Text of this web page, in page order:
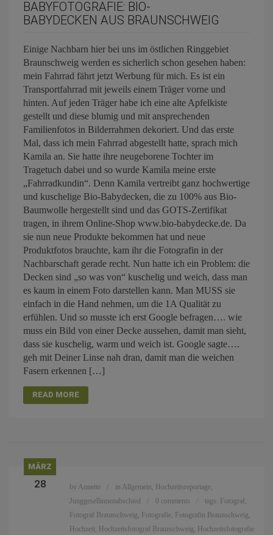
BABYFOTOGRAFIE: BIO-
BABYDECKEN AUS BRAUNSCHWEIG
Einige Nachbarn hier bei uns im östlichen Ringgebiet
Braunschweig werden es sicherlich schon gesehen haben:
mein Fahrrad fährt jetzt Werbung für mich. Es ist ein
Transportfahrrad mit jeweils einem Träger vorne und
hinten. Auf jeden Träger habe ich eine alte Apfelkiste
gestellt und diese blumig und mit ansprechenden
Familienfotos in Bilderrahmen dekoriert. Und das erste
Mal, dass ich mein Fahrrad abgestellt hatte, sprach mich
Kamila an. Sie hatte ihre neugeborene Tochter im
Tragetuch dabei und so wurde Kamila meine erste
„Fahrradkundin“. Denn Kamila vertreibt ganz hochwertige
und kuschelige Bio-Babydecken, die zu 100% aus Bio-
Baumwolle hergestellt sind und das GOTS-Zertifikat
tragen, in ihrem Online-Shop www.bio-babydecke.de. Da
sie nun neue Produkte bekommen hat und neue
Produktfotos brauchte, kam ihr die Fotografin in der
Nachbarschaft gerade recht. Nun hatte ich ein Problem: die
Decken sind „so was von“ kuschelig und weich, dass man
es kaum in einem Foto darstellen kann. Man MUSS sie
einfach in die Hand nehmen, um die 1A Qualität zu
erfühlen. Und so musste ich erst Google befragen…. wie
muss ein Bild von einer Decke aussehen, damit man sieht,
dass sie kuschelig, warm und weich ist. Google sagte….
geh mit Deiner Linse nah dran, damit man die weichen
Fasern erkennen […]
READ MORE
MÄRZ
28 by Annette in Allgemein, Hochzeitsreportage,
Junggesellinnenabschied
0 comments tags: Fotograf,
Fotograf Braunschweig, Fotografie, Fotografin Braunschweig,
Hochzeit, Hochzeitsfotograf Braunschweig,
Hochzeitsfotografie